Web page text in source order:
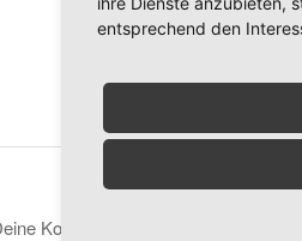
Kommentare und Erfahrungen
entsprechend den